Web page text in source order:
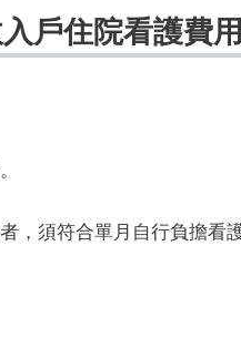
戶住院看護費
，須符合單月自行負擔